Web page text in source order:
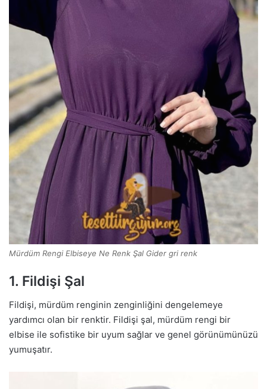
Mürdüm Rengi Elbiseye Ne Renk Şal Gider gri renk
1. Fildişi Şal
Fildişi, mürdüm renginin zenginliğini dengelemeye
yardımcı olan bir renktir. Fildişi şal, mürdüm rengi bir
elbise ile sofistike bir uyum sağlar ve genel görünümünüzü
yumuşatır.